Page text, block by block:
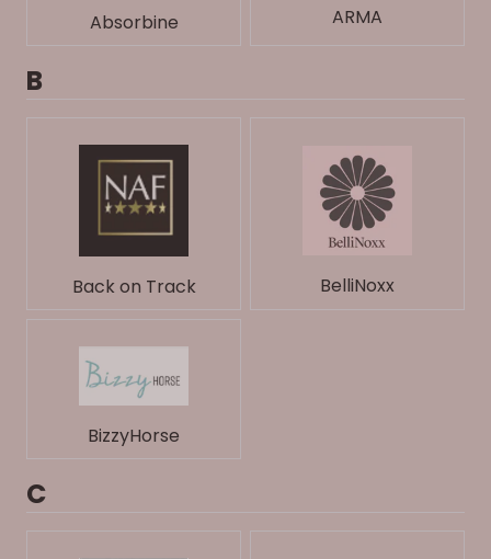
Absorbine ARMA
B
Back on Track BelliNoxx
BizzyHorse
C